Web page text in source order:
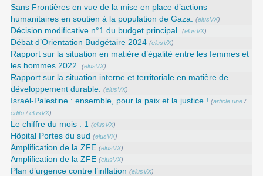
Sans Frontières en vue de la mise en place d’actions
humanitaires en soutien à la population de Gaza.
(elusVX)
Décision modificative n°1 du budget principal. (elusVX)
Débat d’Orientation Budgétaire 2024 (elusVX)
Rapport sur la situation en matière d’égalité entre les femmes et
les hommes 2022.
(elusVX)
Rapport sur la situation interne et territoriale en matière de
développement durable.
(elusVX)
Israël-Palestine : ensemble, pour la paix et la justice ! (article une /
edito /elusVX)
Le chiffre du mois : 1 (elusVX)
Hôpital Portes du sud (elusVX)
Amplification de la ZFE (elusVX)
Amplification de la ZFE (elusVX)
Plan d’urgence contre l’inflation (elusVX)